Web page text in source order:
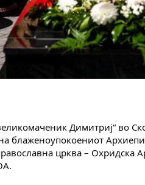
Димитриј“ во
блаженоупокоениот
црква – Охридска